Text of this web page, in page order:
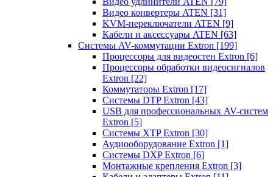
Видео конвертеры ATEN [31]
KVM-переключатели ATEN [9]
Кабели и аксессуары ATEN [63]
Системы AV-коммутации Extron [199]
Процессоры для видеостен Extron [6]
Процессоры обработки видеосигналов
Extron [22]
Коммутаторы Extron [17]
Системы DTP Extron [43]
USB для профессиональных AV-систем
Extron [5]
Системы XTP Extron [30]
Аудиооборудование Extron [1]
Системы DXP Extron [6]
Монтажные крепления Extron [3]